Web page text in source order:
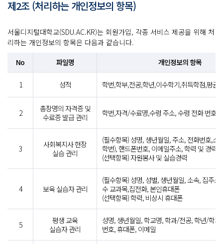
제2조 (처리하는 개인정보의 항목)
서울디지털대학교(SDU.AC.KR)는 회원가입, 각종 서비스 제공을 위해 처
리하는 개인정보의 항목은 다음과 같습니다.
No
파일명 개인정보의 항목
1 성적 학번,학부,전공,학년,이수학기,취득학점,평균
2
총장명의 자격증 및
수료증 발급 관리
학번,자격/수료명,수령 주소, 수령 전화 번호,
3
사회복지사 현장
실습 관리
(필수항목) 성명, 생년월일, 주소, 전화번호,소
학번), 핸드폰번호, 이메일주소, 학력 및 경력
(선택항목) 자원봉사 및 실습경력
4 보육 실습자 관리
(필수항목) 성명, 성별, 생년월일, 소속, 집주소
수 교과목,집전화, 본인휴대폰
(선택항목) 학력, 비상시 휴대폰
5
평생 교육
실습자 관리
성명, 생년월일, 학교명, 학과/전공, 학년/학기
번호, 휴대폰, 이메일